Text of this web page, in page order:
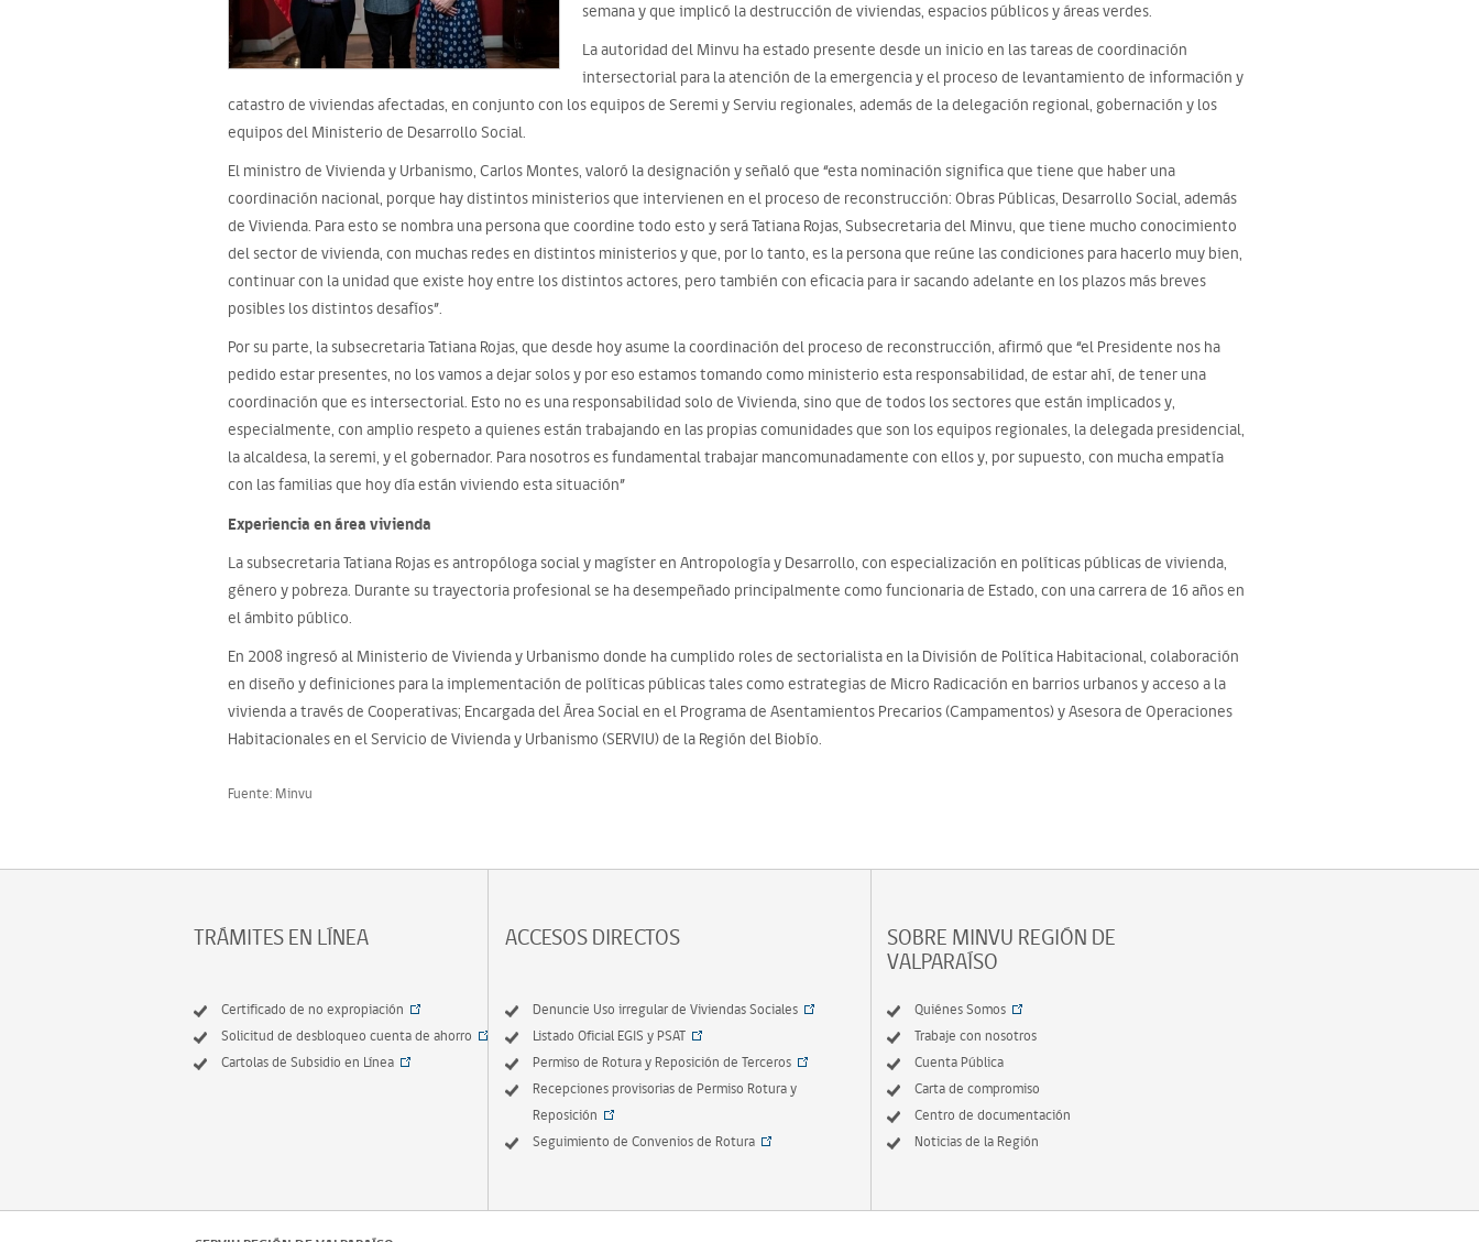
semana y que implicó la destrucción de viviendas, espacios públicos y áreas verdes.
La autoridad del Minvu ha estado presente desde un inicio en las tareas de coordinación
intersectorial para la atención de la emergencia y el proceso de levantamiento de información y
catastro de viviendas afectadas, en conjunto con los equipos de Seremi y Serviu regionales, además de la delegación regional, gobernación y los
equipos del Ministerio de Desarrollo Social.
El ministro de Vivienda y Urbanismo, Carlos Montes, valoró la designación y señaló que “esta nominación significa que tiene que haber una
coordinación nacional, porque hay distintos ministerios que intervienen en el proceso de reconstrucción: Obras Públicas, Desarrollo Social, además
de Vivienda. Para esto se nombra una persona que coordine todo esto y será Tatiana Rojas, Subsecretaria del Minvu, que tiene mucho conocimiento
del sector de vivienda, con muchas redes en distintos ministerios y que, por lo tanto, es la persona que reúne las condiciones para hacerlo muy bien,
continuar con la unidad que existe hoy entre los distintos actores, pero también con eficacia para ir sacando adelante en los plazos más breves
posibles los distintos desafíos”.
Por su parte, la subsecretaria Tatiana Rojas, que desde hoy asume la coordinación del proceso de reconstrucción, afirmó que “el Presidente nos ha
pedido estar presentes, no los vamos a dejar solos y por eso estamos tomando como ministerio esta responsabilidad, de estar ahí, de tener una
coordinación que es intersectorial. Esto no es una responsabilidad solo de Vivienda, sino que de todos los sectores que están implicados y,
especialmente, con amplio respeto a quienes están trabajando en las propias comunidades que son los equipos regionales, la delegada presidencial,
la alcaldesa, la seremi, y el gobernador. Para nosotros es fundamental trabajar mancomunadamente con ellos y, por supuesto, con mucha empatía
con las familias que hoy día están viviendo esta situación”
Experiencia en área vivienda
La subsecretaria Tatiana Rojas es antropóloga social y magíster en Antropología y Desarrollo, con especialización en políticas públicas de vivienda,
género y pobreza. Durante su trayectoria profesional se ha desempeñado principalmente como funcionaria de Estado, con una carrera de 16 años en
el ámbito público.
En 2008 ingresó al Ministerio de Vivienda y Urbanismo donde ha cumplido roles de sectorialista en la División de Política Habitacional, colaboración
en diseño y definiciones para la implementación de políticas públicas tales como estrategias de Micro Radicación en barrios urbanos y acceso a la
vivienda a través de Cooperativas; Encargada del Área Social en el Programa de Asentamientos Precarios (Campamentos) y Asesora de Operaciones
Habitacionales en el Servicio de Vivienda y Urbanismo (SERVIU) de la Región del Biobío.
Fuente: Minvu
TRÁMITES EN LÍNEA
Certificado de no expropiación
Solicitud de desbloqueo cuenta de ahorro
Cartolas de Subsidio en Línea
ACCESOS DIRECTOS
Denuncie Uso irregular de Viviendas Sociales
Listado Oficial EGIS y PSAT
Permiso de Rotura y Reposición de Terceros
Recepciones provisorias de Permiso Rotura y
Reposición
Seguimiento de Convenios de Rotura
SOBRE MINVU REGIÓN DE
VALPARAÍSO
Quiénes Somos
Trabaje con nosotros
Cuenta Pública
Carta de compromiso
Centro de documentación
Noticias de la Región